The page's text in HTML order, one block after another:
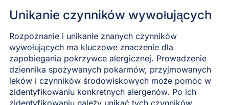
Unikanie czynników wywołujących
Rozpoznanie i unikanie znanych czynników
wywołujących ma kluczowe znaczenie dla
zapobiegania pokrzywce alergicznej. Prowadzenie
dziennika spożywanych pokarmów, przyjmowanych
leków i czynników środowiskowych może pomóc w
zidentyfikowaniu konkretnych alergenów. Po ich
zidentyfikowaniu należy unikać tych czynników.